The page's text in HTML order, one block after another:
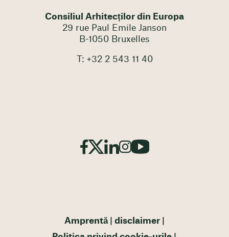
Consiliul Arhitecților din Europa
29 rue Paul Emile Janson
B-1050 Bruxelles
T: +32 2 543 11 40
Amprentă
disclaimer